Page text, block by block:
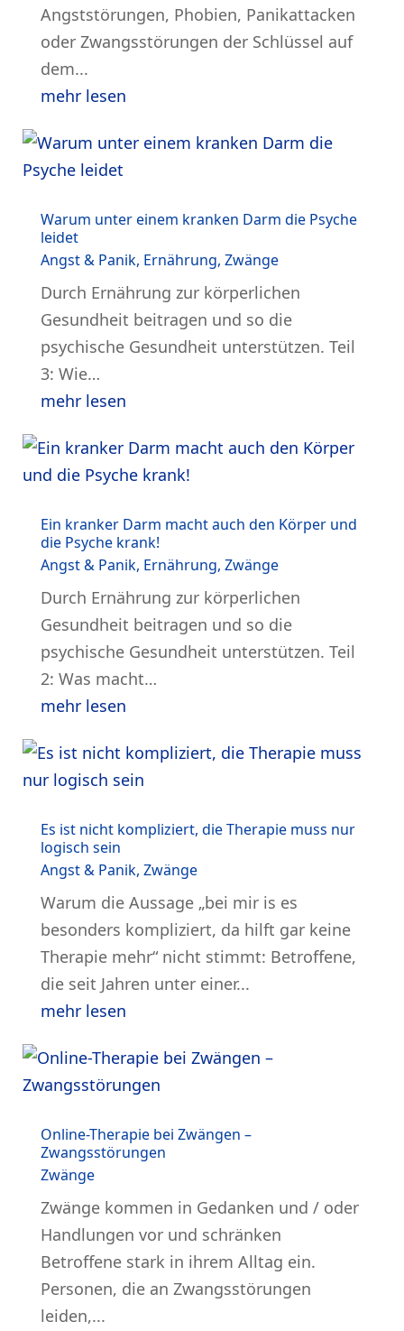
Angststörungen, Phobien, Panikattacken
oder Zwangsstörungen der Schlüssel auf
dem...
mehr lesen
Warum unter einem kranken Darm die Psyche
leidet
Angst & Panik, Ernährung, Zwänge
Durch Ernährung zur körperlichen
Gesundheit beitragen und so die
psychische Gesundheit unterstützen. Teil
3: Wie…
mehr lesen
Ein kranker Darm macht auch den Körper und
die Psyche krank!
Angst & Panik, Ernährung, Zwänge
Durch Ernährung zur körperlichen
Gesundheit beitragen und so die
psychische Gesundheit unterstützen. Teil
2: Was macht…
mehr lesen
Es ist nicht kompliziert, die Therapie muss nur
logisch sein
Angst & Panik, Zwänge
Warum die Aussage „bei mir is es
besonders kompliziert, da hilft gar keine
Therapie mehr“ nicht stimmt: Betroffene,
die seit Jahren unter einer...
mehr lesen
Online-Therapie bei Zwängen –
Zwangsstörungen
Zwänge
Zwänge kommen in Gedanken und / oder
Handlungen vor und schränken
Betroffene stark in ihrem Alltag ein.
Personen, die an Zwangsstörungen
leiden,...